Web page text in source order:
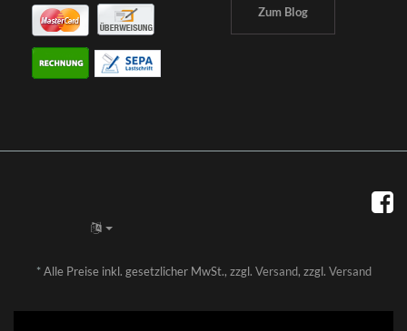
Zum Blog
*Alle Preise inkl. gesetzlicher MwSt., zzgl. Versand, zzgl. Versand